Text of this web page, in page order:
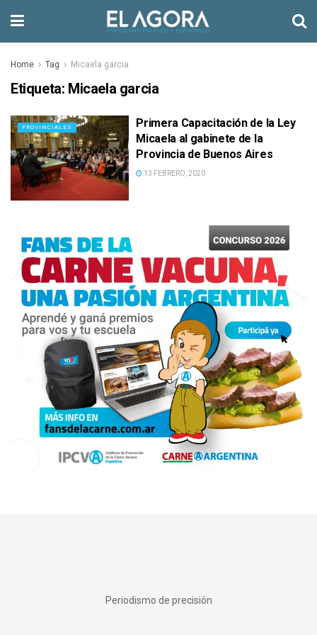
Home Tag Micaela garcia
Etiqueta: Micaela garcia
PROVINCIALES
Primera Capacitación de la Ley
Micaela al gabinete de la
Provincia de Buenos Aires
13 FEBRERO, 2020
Periodismo de precisión